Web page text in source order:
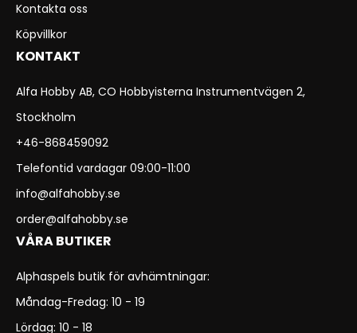
Kontakta oss
Köpvillkor
KONTAKT
Alfa Hobby AB, CO Hobbyisterna Instrumentvägen 2,
Stockholm
+46-868459092
Telefontid vardagar 09:00-11:00
info@alfahobby.se
order@alfahobby.se
VÅRA BUTIKER
Alphaspels butik för avhämtningar:
Måndag-Fredag: 10 - 19
Lördag: 10 - 18